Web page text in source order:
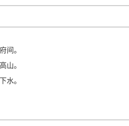
间。
山。
水。